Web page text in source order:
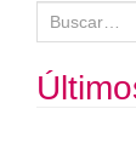
u
s
c